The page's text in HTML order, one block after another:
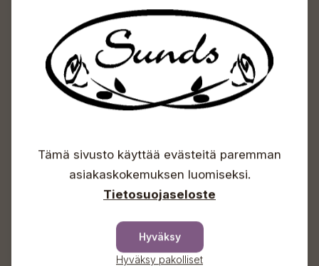
Sundin Puutarhakeskus
Avoinna
Sunnuntaisin Itsepalvelu
Info & vaihde
+358 50 388 9592
Tämä sivusto käyttää evästeitä paremman
asiakaskokemuksen luomiseksi.
Tietosuojaseloste
Hyväksy
Hyväksy pakolliset